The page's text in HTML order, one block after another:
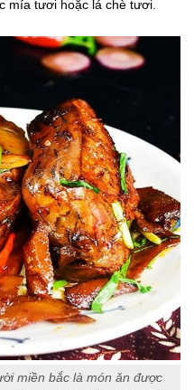
mía tươi hoặc lá chè tươi.
miền bắc là món ăn được